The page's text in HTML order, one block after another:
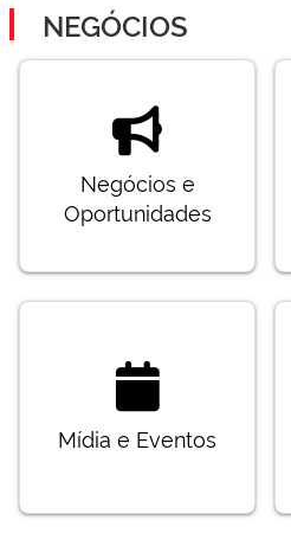
NEGÓCIOS
Negócios e
Oportunidades
Mídia e Eventos